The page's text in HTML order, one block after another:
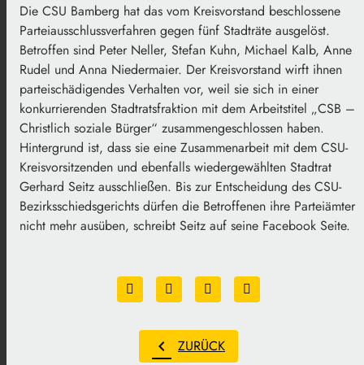
Die CSU Bamberg hat das vom Kreisvorstand beschlossene
Parteiausschlussverfahren gegen fünf Stadträte ausgelöst.
Betroffen sind Peter Neller, Stefan Kuhn, Michael Kalb, Anne
Rudel und Anna Niedermaier. Der Kreisvorstand wirft ihnen
parteischädigendes Verhalten vor, weil sie sich in einer
konkurrierenden Stadtratsfraktion mit dem Arbeitstitel „CSB –
Christlich soziale Bürger“ zusammengeschlossen haben.
Hintergrund ist, dass sie eine Zusammenarbeit mit dem CSU-
Kreisvorsitzenden und ebenfalls wiedergewählten Stadtrat
Gerhard Seitz ausschließen. Bis zur Entscheidung des CSU-
Bezirksschiedsgerichts dürfen die Betroffenen ihre Parteiämter
nicht mehr ausüben, schreibt Seitz auf seine Facebook Seite.
chevron_left ZURÜCK